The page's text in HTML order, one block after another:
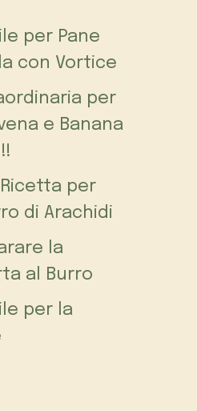
per Pane
con Vortice
per
e Banana
per
di Arachidi
la
al Burro
per la